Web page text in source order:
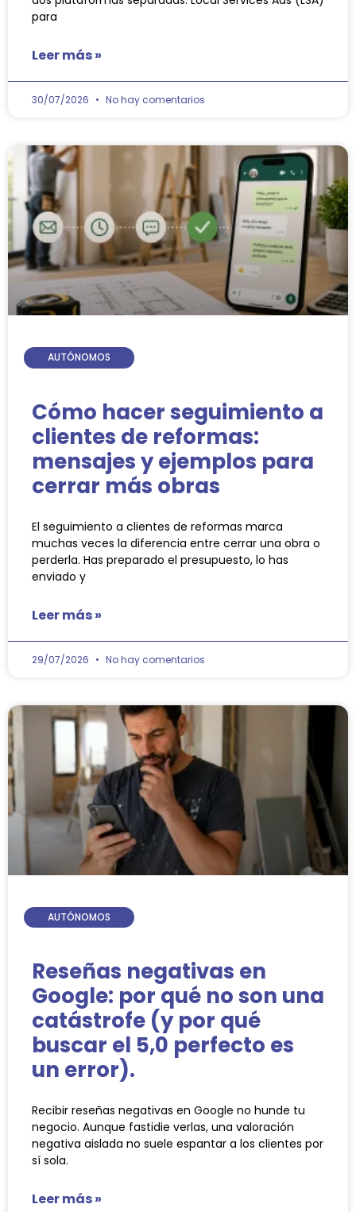
para
Leer más »
30/07/2026 No hay comentarios
AUTÓNOMOS
Cómo hacer seguimiento a
clientes de reformas:
mensajes y ejemplos para
cerrar más obras
El seguimiento a clientes de reformas marca
muchas veces la diferencia entre cerrar una obra o
perderla. Has preparado el presupuesto, lo has
enviado y
Leer más »
29/07/2026 No hay comentarios
AUTÓNOMOS
Reseñas negativas en
Google: por qué no son una
catástrofe (y por qué
buscar el 5,0 perfecto es
un error).
Recibir reseñas negativas en Google no hunde tu
negocio. Aunque fastidie verlas, una valoración
negativa aislada no suele espantar a los clientes por
sí sola.
Leer más »